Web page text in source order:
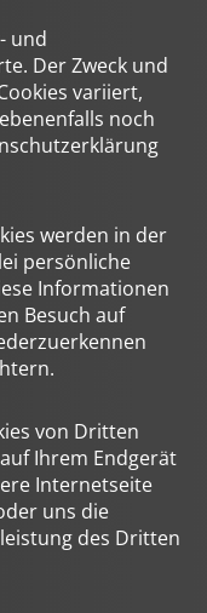
und
Der Zweck und
variiert,
noch
werden in der
persönliche
Informationen
Besuch auf
von Dritten
Ihrem Endgerät
Internetseite
uns die
des Dritten